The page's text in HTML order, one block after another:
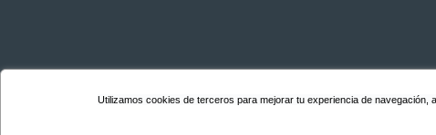
Utilizamos cookies de terceros para mejorar tu experiencia de